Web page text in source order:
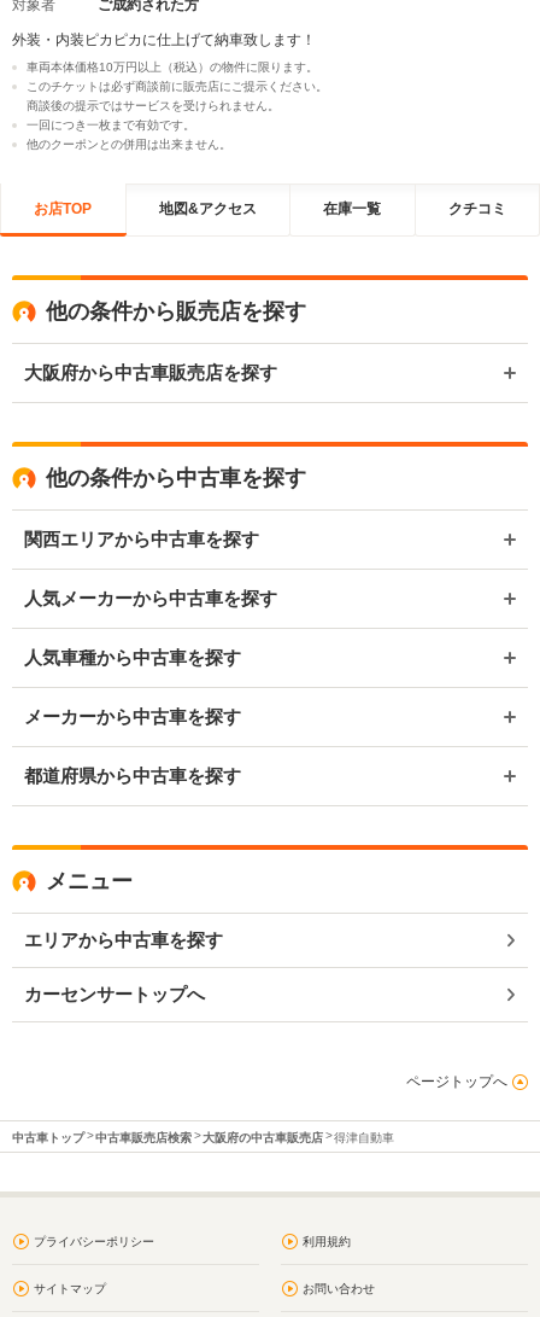
対象者
ご成約された方
外装・内装ピカピカに仕上げて納車致します！
車両本体価格10万円以上（税込）の物件に限ります。
このチケットは必ず商談前に販売店にご提示ください。
商談後の提示ではサービスを受けられません。
一回につき一枚まで有効です。
他のクーポンとの併用は出来ません。
お店TOP 地図&アクセス 在庫一覧 クチコミ
他の条件から販売店を探す
大阪府から中古車販売店を探す
他の条件から中古車を探す
関西エリアから中古車を探す
人気メーカーから中古車を探す
人気車種から中古車を探す
メーカーから中古車を探す
都道府県から中古車を探す
メニュー
エリアから中古車を探す
カーセンサートップへ
ページトップへ
中古車トップ 中古車販売店検索 大阪府の中古車販売店 得津自動車
プライバシーポリシー 利用規約
サイトマップ お問い合わせ